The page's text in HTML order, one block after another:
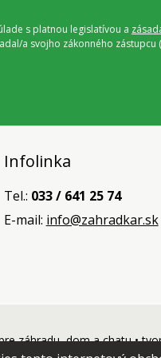
s platnou legislatívou a
a svojho zákonného
Infolinka
Tel.: 033 / 641 25 74
E-mail: info@zahradkar.sk
záhradu, dom a chatu •